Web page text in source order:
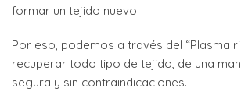
formar un tejido nuevo.
Por eso, podemos a través del “Plasma
recuperar todo tipo de tejido, de una
segura y sin contraindicaciones.